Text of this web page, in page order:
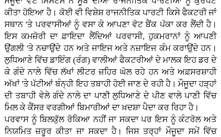
ਕੀਤਾ ਹੋਇਆ ਹੈ। ਕੋਈ ਵੀ ਵਿਸ਼ੇਸ਼ ਰਾਜਨੀਤਿਕ ਪਾਰਟੀ ਕਿਸੇ ਫੈਕਟਰੀ ਜਾਂ
ਸਥਾਨ 'ਤੇ ਪਰਵਾਸੀਆਂ ਨੂੰ ਵਸਾ ਕੇ ਆਪਣਾ ਵੋਟ ਬੈਂਕ ਪੱਕਾ ਕਰ ਲੈਂਦੀ ਹੈ।
ਇਸ ਕਮਜ਼ੋਰੀ ਦਾ ਫ਼ਾਇਦਾ ਲੈਂਦਿਆਂ ਪਰਵਾਸੀ, ਹੁਕਮਰਾਨਾਂ ਨੂੰ ਆਪਣੀ
ਉਂਗਲੀ 'ਤੇ ਨਚਾਉਂਦੇ ਹਨ ਅਤੇ ਜਾਇਜ ਅਤੇ ਨਜ਼ਾਇਜ ਕੰਮ ਕਰਾਉਂਦੇ ਹਨ।
ਲੁਧਿਆਣੇ ਵਿੱਚ ਡਾਇੰਗ (ਰੰਗ) ਵਾਲੀਆਂ ਫੈਕਟਰੀਆਂ ਦੇ ਮਾਲਕ ਇਹ ਡਰ ਦੇ
ਕੇ ਗੰਦੇ ਨਾਲੇ ਵਿੱਚ ਲੱਖਾਂ ਲੀਟਰ ਜ਼ਹਿਰ ਘੋਲ ਰਹੇ ਹਨ ਅਤੇ ਅਫ਼ਸਰਸ਼ਾਹੀ
ਅੱਖਾਂ 'ਤੇ ਪੱਟੀਆਂ ਬੰਨ੍ਹੀ ਇਹ ਤਬਾਹੀ ਹੋਈ ਜਾਣ ਦੇ ਰਹੀ ਹੈ। ਮੌਜੂਦਾ ਹੜ੍ਹਾਂ
ਦੀ ਤਬਾਹੀ ਵੇਲੇ ਗੰਦੇ ਨਾਲੇ ਦਾ ਪਾਣੀ ਲੁਧਿਆਣੇ ਦੇ ਪੀਣ ਵਾਲੇ ਪਾਣੀ ਵਿੱਚ
ਮਿਲ ਕੇ ਕੈਂਸਰ ਵਰਗੀਆਂ ਬਿਮਾਰੀਆਂ ਦਾ ਖ਼ਦਸ਼ਾ ਪੈਦਾ ਕਰ ਰਿਹਾ ਹੈ।
ਪਰਵਾਸ ਨੂੰ ਬਿਲਕੁੱਲ ਰੋਕਿਆ ਨਹੀਂ ਜਾ ਸਕਦਾ ਪਰ ਇਸ ਨੂੰ ਕੰਟਰੋਲ ਅਤੇ
ਨਿਯਮਿਤ ਜ਼ਰੂਰ ਕੀਤਾ ਜਾ ਸਕਦਾ ਹੈ। ਜਿਸ ਤਰ੍ਹਾਂ ਮੌਜੂਦਾ ਸਮੇਂ ਵਿੱਚ